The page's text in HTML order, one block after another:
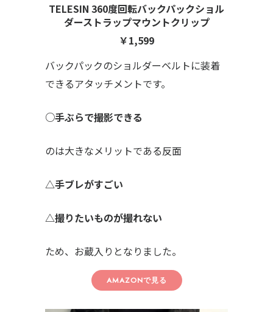
TELESIN 360度回転バックパックショル
ダーストラップマウントクリップ
￥1,599
バックパックのショルダーベルトに装着
できるアタッチメントです。
○手ぶらで撮影できる
のは大きなメリットである反面
△手ブレがすごい
△撮りたいものが撮れない
ため、お蔵入りとなりました。
AMAZONで見る